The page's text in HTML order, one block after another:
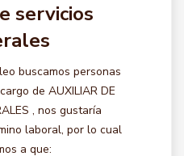
servicios
buscamos personas
de AUXILIAR DE
, nos gustaría
laboral, por lo cual
a que: